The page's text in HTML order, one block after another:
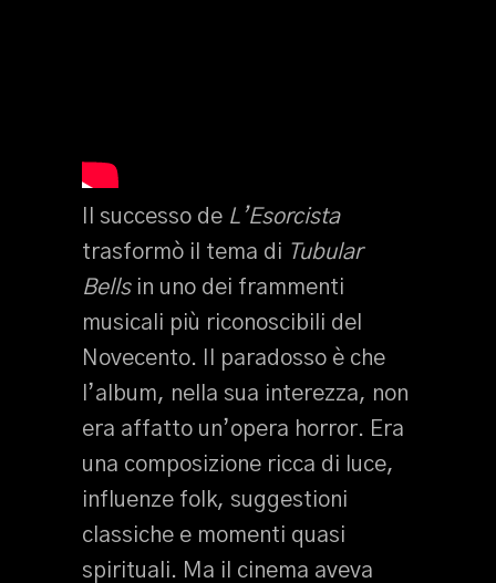
Il successo de L’Esorcista
trasformò il tema di Tubular
Bellsin uno dei frammenti
musicali più riconoscibili del
Novecento. Il paradosso è che
l’album, nella sua interezza, non
era affatto un’opera horror. Era
una composizione ricca di luce,
influenze folk, suggestioni
classiche e momenti quasi
spirituali. Ma il cinema aveva